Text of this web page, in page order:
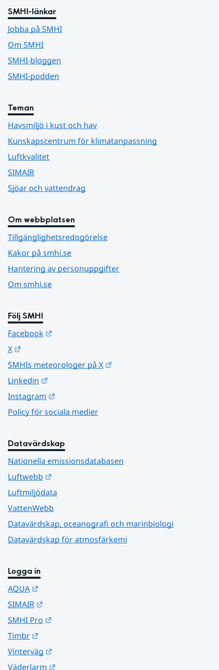
SMHI-länkar
Jobba på SMHI
Om SMHI
SMHI-bloggen
SMHI-podden
Teman
Havsmiljö i kust och hav
Kunskapscentrum för klimatanpassning
Luftkvalitet
SIMAIR
Sjöar och vattendrag
Om webbplatsen
Tillgänglighetsredogörelse
Kakor på smhi.se
Hantering av personuppgifter
Om smhi.se
Följ SMHI
Facebook
X
SMHIs meteorologer på X
Linkedin
Instagram
Policy för sociala medier
Datavärdskap
Nationella emissionsdatabasen
Luftwebb
Luftmiljödata
VattenWebb
Datavärdskap, oceanografi och marinbiologi
Datavärdskap för atmosfärkemi
Logga in
AQUA
SIMAIR
SMHI Pro
Timbr
Vinterväg
Väderlarm